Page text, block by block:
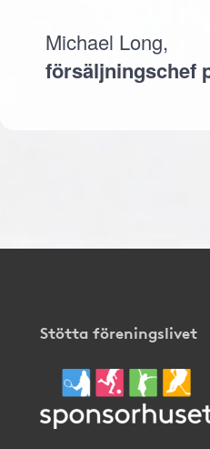
Michael Long,
försäljningschef
Stötta föreningslivet